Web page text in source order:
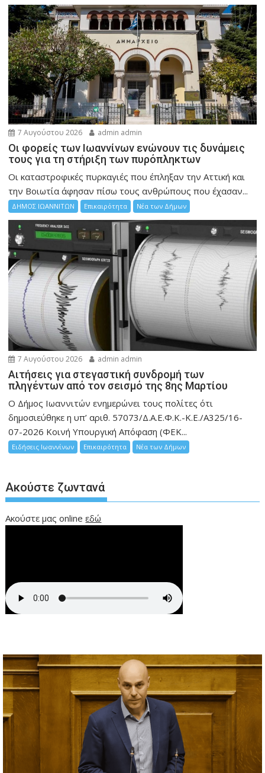
7 Αυγούστου 2026 admin admin
Οι φορείς των Ιωαννίνων ενώνουν τις δυνάμεις
τους για τη στήριξη των πυρόπληκτων
Οι καταστροφικές πυρκαγιές που έπληξαν την Αττική και
την Bοιωτία άφησαν πίσω τους ανθρώπους που έχασαν...
ΔΗΜΟΣ ΙΩΑΝΝΙΤΩΝ Επικαιρότητα Νέα των Δήμων
7 Αυγούστου 2026 admin admin
Αιτήσεις για στεγαστική συνδρομή των
πληγέντων από τον σεισμό της 8ης Μαρτίου
Ο Δήμος Ιωαννιτών ενημερώνει τους πολίτες ότι
δημοσιεύθηκε η υπ’ αριθ. 57073/Δ.Α.Ε.Φ.Κ.-Κ.Ε./Α325/16-
07-2026 Κοινή Υπουργική Απόφαση (ΦΕΚ...
Ειδήσεις Ιωαννίνων Επικαιρότητα Νέα των Δήμων
Ακούστε ζωντανά
Ακούστε μας onlineεδώ